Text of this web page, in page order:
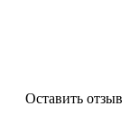
Оставить отзыв